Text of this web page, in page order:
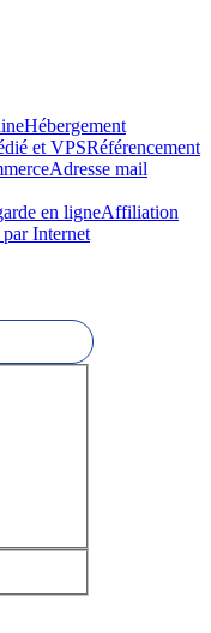
Hébergement
et VPSRéférencement
Adresse mail
en ligneAffiliation
Internet